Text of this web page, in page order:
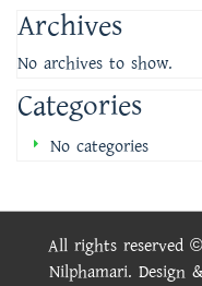
Archives
No archives to show.
Categories
No categories
All rights reserved
Nilphamari. Design